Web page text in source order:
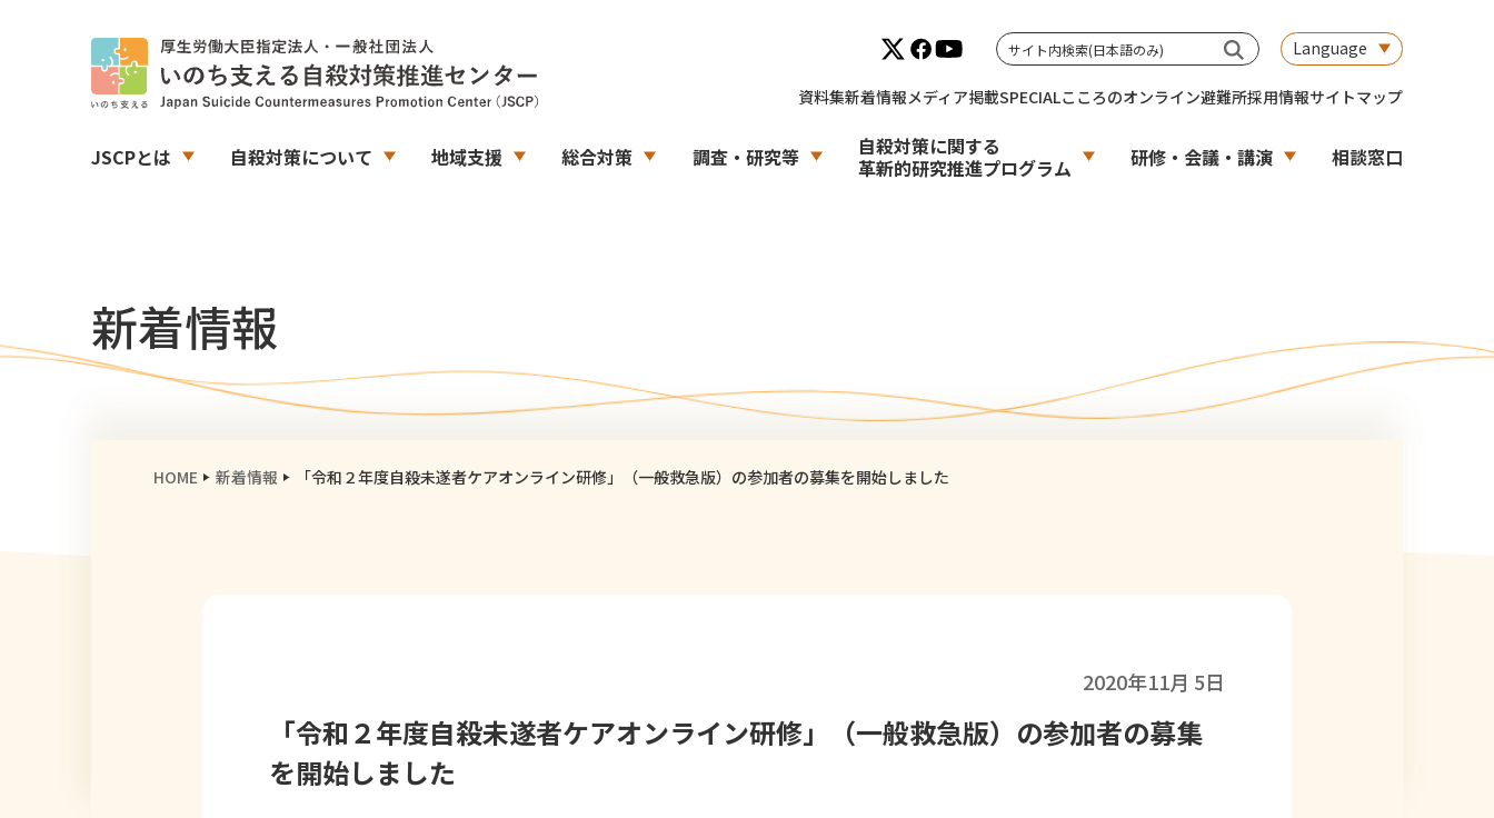
Language
資料集新着情報メディア掲載SPECIALこころのオンライン避難所採用情報サイトマップ
JSCPとは 自殺対策について 地域支援 総合対策 調査・研究等
自殺対策に関する
革新的研究推進プログラム
研修・会議・講演 相談窓口
新着情報
HOME 新着情報 「令和２年度自殺未遂者ケアオンライン研修」（一般救急版）の参加者の募集を開始しました
2020年11月 5日
「令和２年度自殺未遂者ケアオンライン研修」（一般救急版）の参加者の募集
を開始しました